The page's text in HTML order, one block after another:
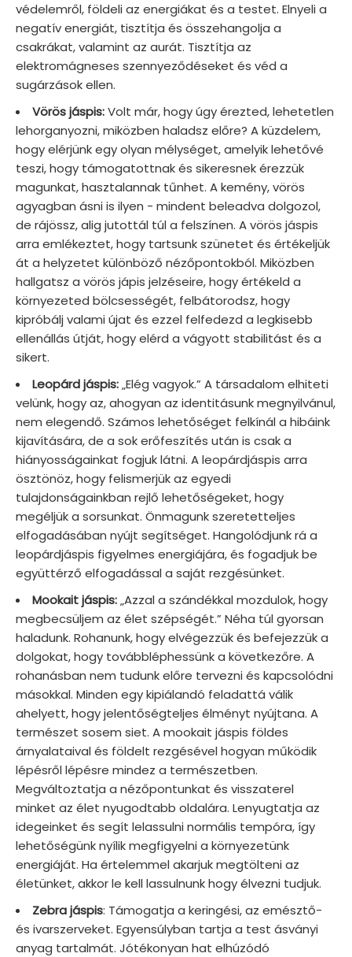
védelemről, földeli az energiákat és a testet. Elnyeli a
negatív energiát, tisztítja és összehangolja a
csakrákat, valamint az aurát. Tisztítja az
elektromágneses szennyeződéseket és véd a
sugárzások ellen.
Vörös jáspis:Volt már, hogy úgy érezted, lehetetlen
lehorganyozni, miközben haladsz előre? A küzdelem,
hogy elérjünk egy olyan mélységet, amelyik lehetővé
teszi, hogy támogatottnak és sikeresnek érezzük
magunkat, hasztalannak tűnhet. A kemény, vörös
agyagban ásni is ilyen - mindent beleadva dolgozol,
de rájössz, alig jutottál túl a felszínen. A vörös jáspis
arra emlékeztet, hogy tartsunk szünetet és értékeljük
át a helyzetet különböző nézőpontokból. Miközben
hallgatsz a vörös jápis jelzéseire, hogy értékeld a
környezeted bölcsességét, felbátorodsz, hogy
kipróbálj valami újat és ezzel felfedezd a legkisebb
ellenállás útját, hogy elérd a vágyott stabilitást és a
sikert.
Leopárd jáspis:„Elég vagyok.” A társadalom elhiteti
velünk, hogy az, ahogyan az identitásunk megnyilvánul,
nem elegendő. Számos lehetőséget felkínál a hibáink
kijavítására, de a sok erőfeszítés után is csak a
hiányosságainkat fogjuk látni. A leopárdjáspis arra
ösztönöz, hogy felismerjük az egyedi
tulajdonságainkban rejlő lehetőségeket, hogy
megéljük a sorsunkat. Önmagunk szeretetteljes
elfogadásában nyújt segítséget. Hangolódjunk rá a
leopárdjáspis figyelmes energiájára, és fogadjuk be
együttérző elfogadással a saját rezgésünket.
Mookait jáspis:„Azzal a szándékkal mozdulok, hogy
megbecsüljem az élet szépségét.” Néha túl gyorsan
haladunk. Rohanunk, hogy elvégezzük és befejezzük a
dolgokat, hogy továbbléphessünk a következőre. A
rohanásban nem tudunk előre tervezni és kapcsolódni
másokkal. Minden egy kipiálandó feladattá válik
ahelyett, hogy jelentőségteljes élményt nyújtana. A
természet sosem siet. A mookait jáspis földes
árnyalataival és földelt rezgésével hogyan működik
lépésről lépésre mindez a természetben.
Megváltoztatja a nézőpontunkat és visszaterel
minket az élet nyugodtabb oldalára. Lenyugtatja az
idegeinket és segít lelassulni normális tempóra, így
lehetőségünk nyílik megfigyelni a környezetünk
energiáját. Ha értelemmel akarjuk megtölteni az
életünket, akkor le kell lassulnunk hogy élvezni tudjuk.
Zebra jáspis: Támogatja a keringési, az emésztő-
és ivarszerveket. Egyensúlyban tartja a test ásványi
anyag tartalmát. Jótékonyan hat elhúzódó